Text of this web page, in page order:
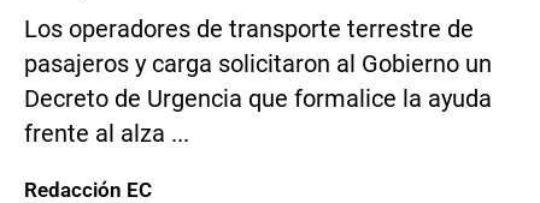
Los operadores de transporte terrestre de
pasajeros y carga solicitaron al Gobierno un
Decreto de Urgencia que formalice la ayuda
frente al alza ...
Redacción EC